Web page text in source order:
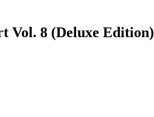
Vol. 8 (Deluxe Edition)